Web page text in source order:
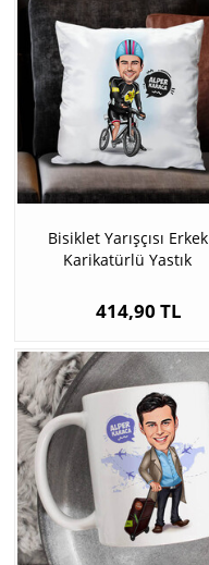
Bisiklet Yarışçısı Erkek
Karikatürlü Yastık
414,90 TL